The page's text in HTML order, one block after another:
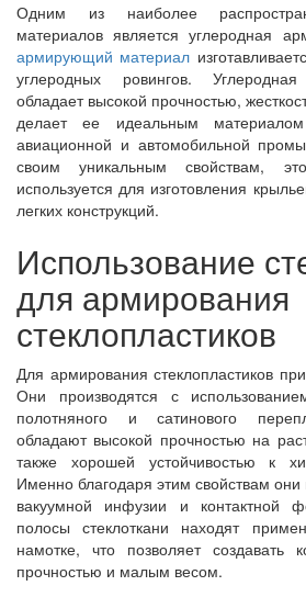
Одним из наиболее
материалов является углеродная
армирующий материал
углеродных ровингов.
обладает высокой прочностью,
делает ее идеальным
авиационной и автомобильной
своим уникальным свойствам,
используется для изготовления
легких конструкций.
Использование
для армирования
стеклопластиков
Для армирования стеклопластиков
Они производятся с
полотняного и сатинового
обладают высокой прочностью на
также хорошей устойчивостью к
Именно благодаря этим свойствам
вакуумной инфузии и контактной
полосы стеклоткани находят
намотке, что позволяет создавать
прочностью и малым весом.